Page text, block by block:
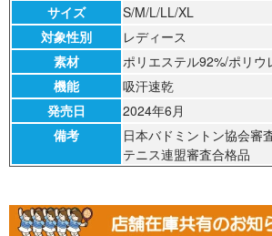
サイズ
S/M/L/LL/XL
対象性別
レディース
素材
ポリエステル92%/ポリウ
機能
吸汗速乾
発売日
2024年6月
備考
日本バドミントン協会審
テニス連盟審査合格品